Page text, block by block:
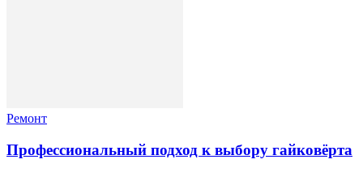
Ремонт
Профессиональный подход к выбору гайковёрта